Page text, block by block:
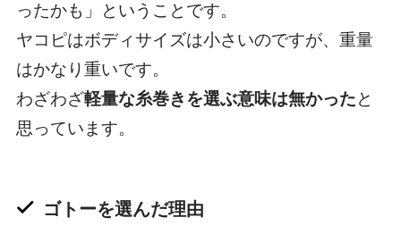
ったかも」ということです。
ヤコピはボディサイズは小さいのですが、重量
はかなり重いです。
わざわざ軽量な糸巻きを選ぶ意味は無かったと
思っています。
ゴトーを選んだ理由